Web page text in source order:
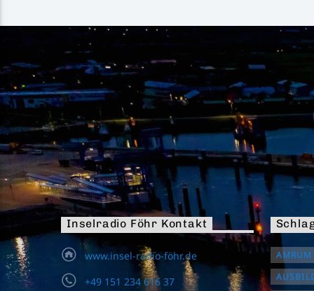
Inselradio Föhr Kontakt
www.insel-radio-föhr.de
+49 151 234 616 37
AMRUM